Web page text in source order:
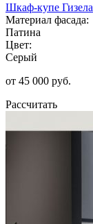
Шкаф-купе Гизела
Материал фасада:
Патина
Цвет:
Серый
от 45 000 руб.
Рассчитать